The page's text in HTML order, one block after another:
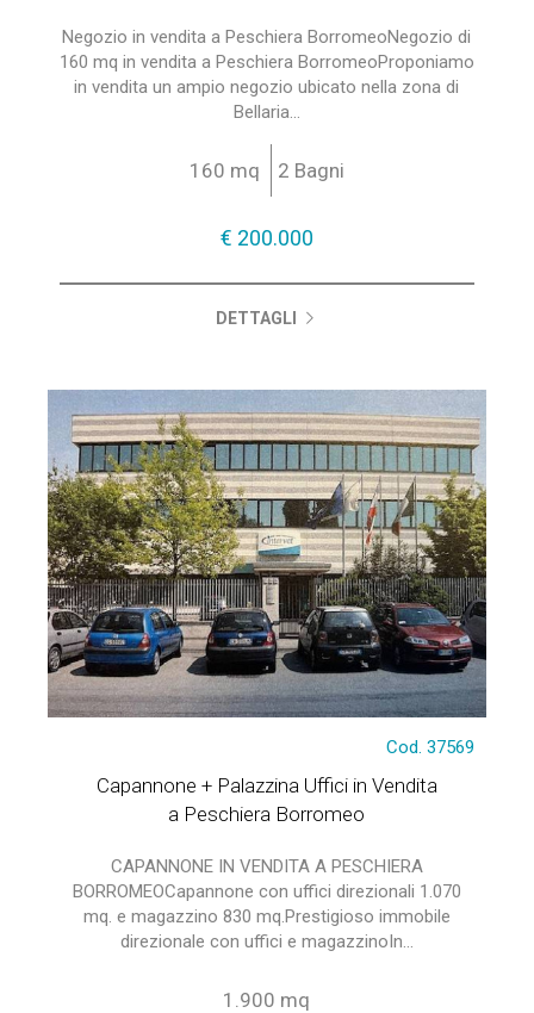
Negozio in vendita a Peschiera BorromeoNegozio di
160 mq in vendita a Peschiera BorromeoProponiamo
in vendita un ampio negozio ubicato nella zona di
Bellaria...
160 mq 2 Bagni
€ 200.000
DETTAGLI
Cod. 37569
Capannone + Palazzina Uffici in Vendita
a Peschiera Borromeo
CAPANNONE IN VENDITA A PESCHIERA
BORROMEOCapannone con uffici direzionali 1.070
mq. e magazzino 830 mq.Prestigioso immobile
direzionale con uffici e magazzinoIn...
1.900 mq